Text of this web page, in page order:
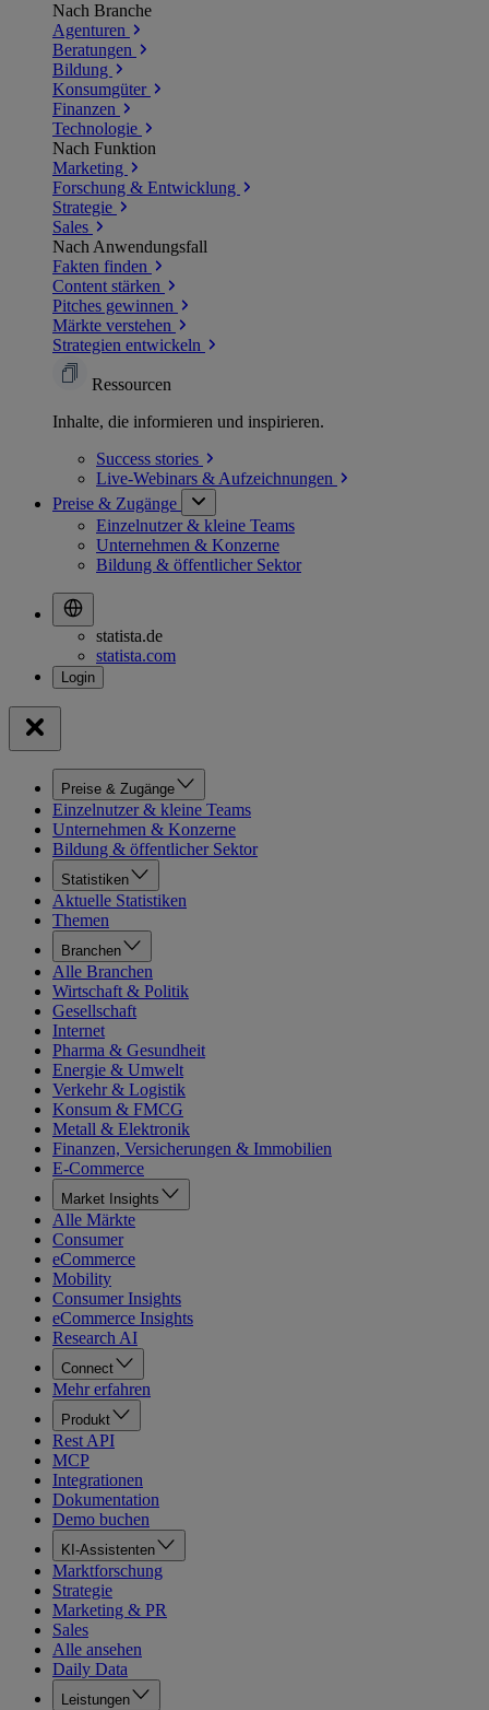
Nach Branche
Agenturen
Beratungen
Bildung
Konsumgüter
Finanzen
Technologie
Nach Funktion
Marketing
Forschung & Entwicklung
Strategie
Sales
Nach Anwendungsfall
Fakten finden
Content stärken
Pitches gewinnen
Märkte verstehen
Strategien entwickeln
Ressourcen
Inhalte, die informieren und inspirieren.
Success stories
Live-Webinars & Aufzeichnungen
Preise & Zugänge
Einzelnutzer & kleine Teams
Unternehmen & Konzerne
Bildung & öffentlicher Sektor
statista.de
statista.com
Preise & Zugänge
Einzelnutzer & kleine Teams
Unternehmen & Konzerne
Bildung & öffentlicher Sektor
Statistiken
Aktuelle Statistiken
Themen
Branchen
Alle Branchen
Wirtschaft & Politik
Gesellschaft
Internet
Pharma & Gesundheit
Energie & Umwelt
Verkehr & Logistik
Konsum & FMCG
Metall & Elektronik
Finanzen, Versicherungen & Immobilien
E-Commerce
Market Insights
Alle Märkte
Consumer
eCommerce
Mobility
Consumer Insights
eCommerce Insights
Research AI
Connect
Mehr erfahren
Produkt
Rest API
MCP
Integrationen
Dokumentation
Demo buchen
KI-Assistenten
Marktforschung
Strategie
Marketing & PR
Sales
Alle ansehen
Daily Data
Leistungen